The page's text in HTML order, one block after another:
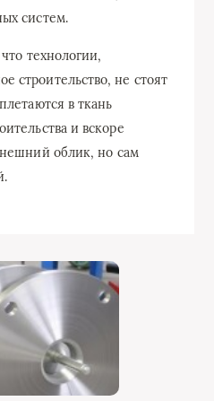
систем.
технологии,
строительство, не стоят
в ткань
и вскоре
облик, но сам